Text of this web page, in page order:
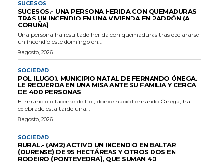
SUCESOS
SUCESOS.- UNA PERSONA HERIDA CON QUEMADURAS
TRAS UN INCENDIO EN UNA VIVIENDA EN PADRÓN (A
CORUÑA)
Una persona ha resultado herida con quemaduras tras declararse
un incendio este domingo en...
9 agosto, 2026
SOCIEDAD
POL (LUGO), MUNICIPIO NATAL DE FERNANDO ÓNEGA,
LE RECUERDA EN UNA MISA ANTE SU FAMILIA Y CERCA
DE 400 PERSONAS
El municipio lucense de Pol, donde nació Fernando Ónega, ha
celebrado esta tarde una...
8 agosto, 2026
SOCIEDAD
RURAL.- (AM2) ACTIVO UN INCENDIO EN BALTAR
(OURENSE) DE 95 HECTÁREAS Y OTROS DOS EN
RODEIRO (PONTEVEDRA), QUE SUMAN 40